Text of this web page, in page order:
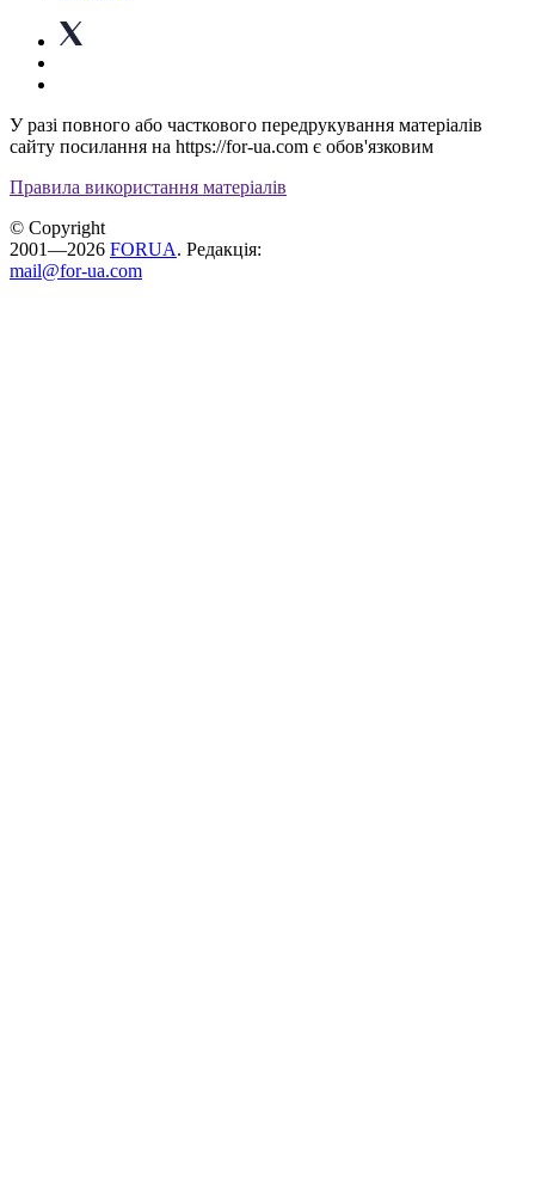
У разі повного або часткового передрукування матеріалів
сайту посилання на https://for-ua.com є обов'язковим
Правила використання матеріалів
© Copyright
2001—2026 FORUA. Редакція:
mail@for-ua.com